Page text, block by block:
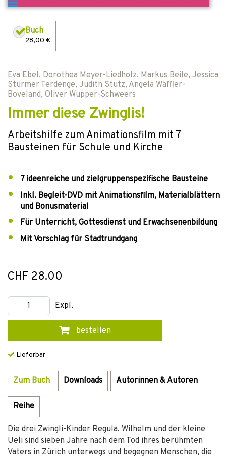
Buch
28,00 €
Eva Ebel, Dorothea Meyer-Liedholz, Markus Beile, Jessica
Stürmer Terdenge, Judith Stutz, Angela Wäffler-
Boveland, Oliver Wupper-Schweers
Immer diese Zwinglis!
Arbeitshilfe zum Animationsfilm mit 7
Bausteinen für Schule und Kirche
7 ideenreiche und zielgruppenspezifische Bausteine
Inkl. Begleit-DVD mit Animationsfilm, Materialblättern
und Bonusmaterial
Für Unterricht, Gottesdienst und Erwachsenenbildung
Mit Vorschlag für Stadtrundgang
CHF 28.00
Expl.
bestellen
Lieferbar
Zum Buch Downloads Autorinnen & Autoren
Reihe
Die drei Zwingli-Kinder Regula, Wilhelm und der kleine
Ueli sind sieben Jahre nach dem Tod ihres berühmten
Vaters in Zürich unterwegs und begegnen Menschen, die